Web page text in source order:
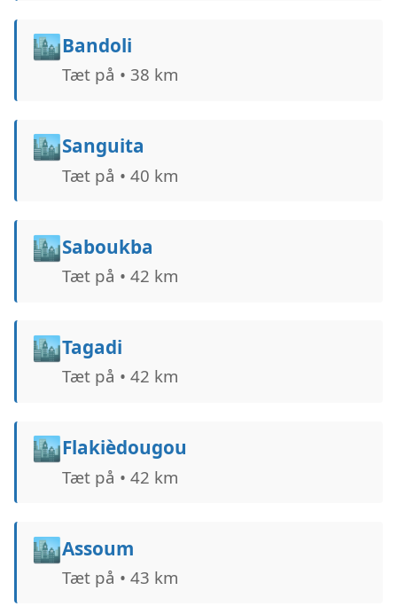
🏙️Bandoli
Tæt på • 38 km
🏙️Sanguita
Tæt på • 40 km
🏙️Saboukba
Tæt på • 42 km
🏙️Tagadi
Tæt på • 42 km
🏙️Flakièdougou
Tæt på • 42 km
🏙️Assoum
Tæt på • 43 km